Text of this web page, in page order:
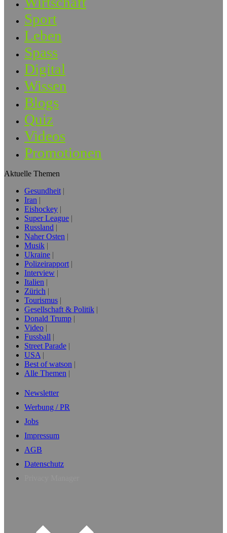
Sport
Leben
Spass
Digital
Wissen
Blogs
Quiz
Videos
Promotionen
Aktuelle Themen
Gesundheit
Iran
Eishockey
Super League
Russland
Naher Osten
Musik
Ukraine
Polizeirapport
Interview
Italien
Zürich
Tourismus
Gesellschaft & Politik
Donald Trump
Video
Fussball
Street Parade
USA
Best of watson
Alle Themen
Newsletter
Werbung / PR
Jobs
Impressum
AGB
Datenschutz